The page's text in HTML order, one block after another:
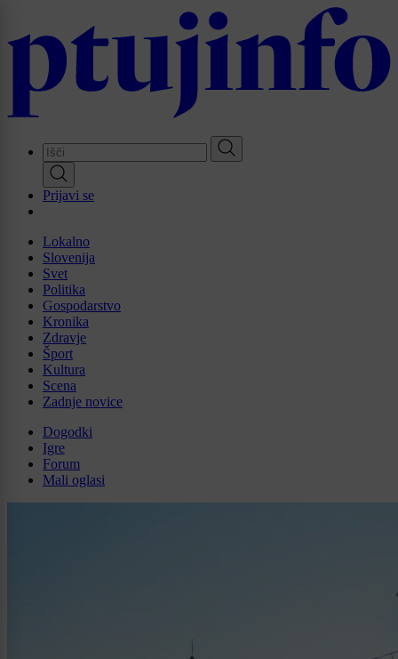
main
Prijavi se
Lokalno
Slovenija
Svet
Politika
Gospodarstvo
Kronika
Zdravje
Šport
Kultura
Scena
Zadnje novice
Dogodki
Igre
Forum
Mali oglasi